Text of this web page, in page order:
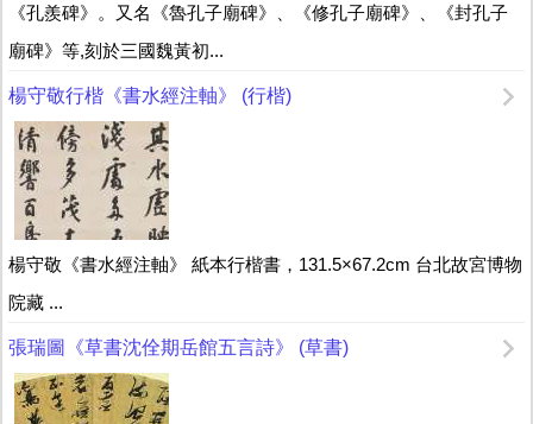
《孔羨碑》。又名《魯孔子廟碑》、《修孔子廟碑》、《封孔子
廟碑》等,刻於三國魏黃初...
楊守敬行楷《書水經注軸》 (行楷)
楊守敬《書水經注軸》 紙本行楷書，131.5×67.2cm 台北故宮博物
院藏 ...
張瑞圖《草書沈佺期岳館五言詩》 (草書)